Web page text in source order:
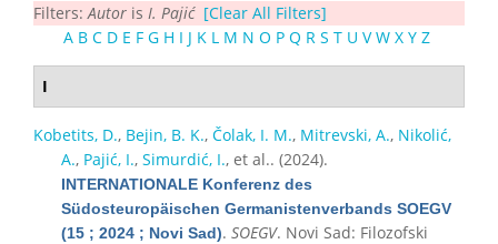
Filters: Autor is I. Pajić [Clear All Filters]
A B C D E F G H I J K L M N O P Q R S T U V W X Y Z
I
Kobetits, D., Bejin, B. K., Čolak, I. M., Mitrevski, A., Nikolić,
A., Pajić, I., Simurdić, I., et al.. (2024).
INTERNATIONALE Konferenz des
Südosteuropäischen Germanistenverbands SOEGV
(15 ; 2024 ; Novi Sad). SOEGV. Novi Sad: Filozofski